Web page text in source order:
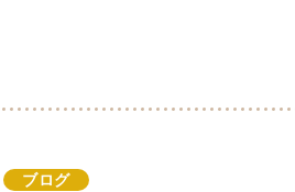
ブログ